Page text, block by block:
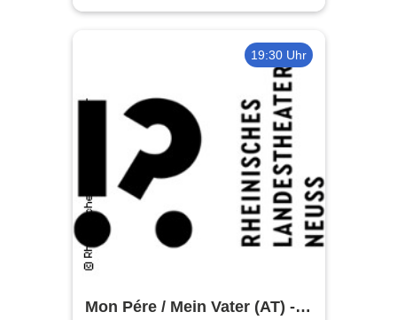
Landestheater Neuss
19:30 Uhr
Mon Pére / Mein Vater (AT) -